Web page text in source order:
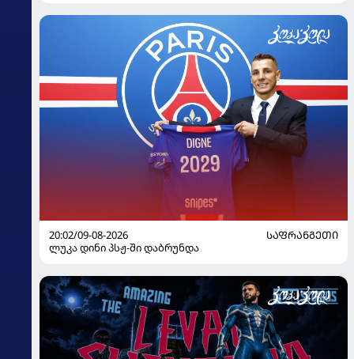
20:02/09-08-2026
ᲡᲐᲤᲠᲐᲜᲒᲔᲗᲘ
ლუკა დინი პსჟ-ში დაბრუნდა